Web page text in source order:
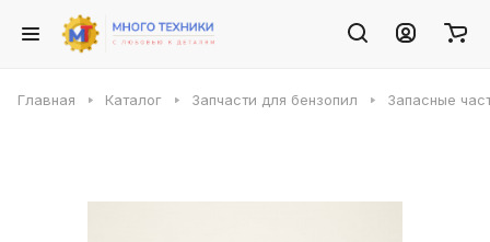
Главная Каталог Запчасти для бензопил Запасные